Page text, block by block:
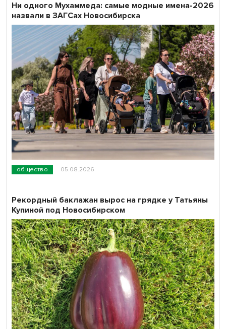
общество 05.08.2026
Ни одного Мухаммеда: самые модные имена-2026
назвали в ЗАГСах Новосибирска
Рекордный баклажан вырос на грядке у Татьяны
Купиной под Новосибирском